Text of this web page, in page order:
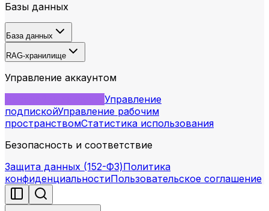
Базы данных
База данных
RAG-хранилище
Управление аккаунтом
Управление
подпискойУправление рабочим
пространствомСтатистика использования
Безопасность и соответствие
Защита данных (152-ФЗ)Политика
конфиденциальностиПользовательское соглашение